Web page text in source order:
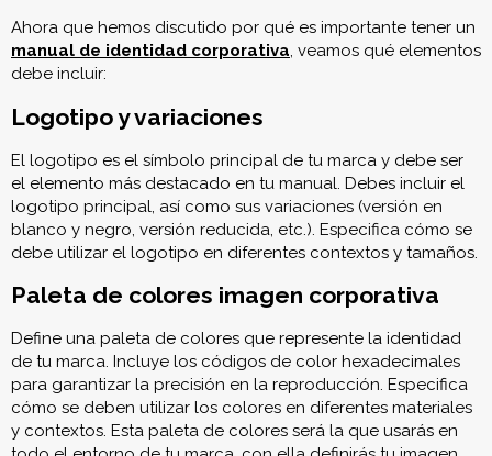
Ahora que hemos discutido por qué es importante tener un
manual de identidad corporativa, veamos qué elementos
debe incluir:
Logotipo y variaciones
El logotipo es el símbolo principal de tu marca y debe ser
el elemento más destacado en tu manual. Debes incluir el
logotipo principal, así como sus variaciones (versión en
blanco y negro, versión reducida, etc.). Especifica cómo se
debe utilizar el logotipo en diferentes contextos y tamaños.
Paleta de colores imagen corporativa
Define una paleta de colores que represente la identidad
de tu marca. Incluye los códigos de color hexadecimales
para garantizar la precisión en la reproducción. Especifica
cómo se deben utilizar los colores en diferentes materiales
y contextos. Esta paleta de colores será la que usarás en